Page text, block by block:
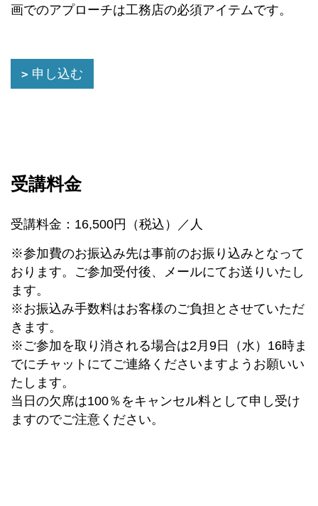
画でのアプローチは工務店の必須アイテムです。
申し込む
受講料金
受講料金：16,500円（税込）／人
※参加費のお振込み先は事前のお振り込みとなって
おります。ご参加受付後、メールにてお送りいたし
ます。
※お振込み手数料はお客様のご負担とさせていただ
きます。
※ご参加を取り消される場合は2月9日（水）16時ま
でにチャットにてご連絡くださいますようお願いい
たします。
当日の欠席は100％をキャンセル料として申し受け
ますのでご注意ください。